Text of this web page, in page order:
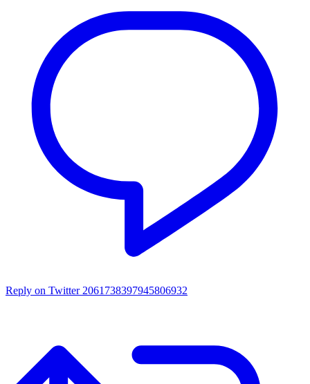
Reply on Twitter 2061738397945806932